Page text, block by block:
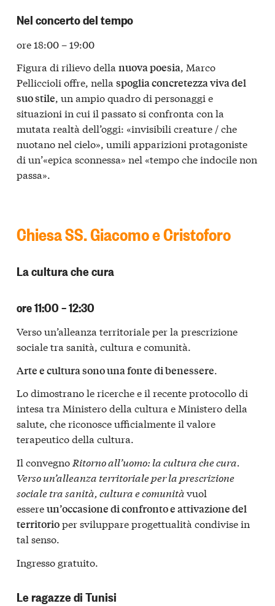
Nel concerto del tempo
ore 18:00 – 19:00
Figura di rilievo della nuova poesia, Marco
Pelliccioli offre, nella spoglia concretezza viva del
suo stile, un ampio quadro di personaggi e
situazioni in cui il passato si confronta con la
mutata realtà dell’oggi: «invisibili creature / che
nuotano nel cielo», umili apparizioni protagoniste
di un’«epica sconnessa» nel «tempo che indocile non
passa».
Chiesa SS. Giacomo e Cristoforo
La cultura che cura
ore 11:00 – 12:30
Verso un’alleanza territoriale per la prescrizione
sociale tra sanità, cultura e comunità.
Arte e cultura sono una fonte di benessere.
Lo dimostrano le ricerche e il recente protocollo di
intesa tra Ministero della cultura e Ministero della
salute, che riconosce ufficialmente il valore
terapeutico della cultura.
Il convegno Ritorno all’uomo: la cultura che cura.
Versoun’alleanza territoriale per la prescrizione
sociale tra sanità, cultura e comunitàvuol
essereun’occasione di confronto e attivazione del
territorioper sviluppare progettualità condivise in
tal senso.
Ingresso gratuito.
Le ragazze di Tunisi